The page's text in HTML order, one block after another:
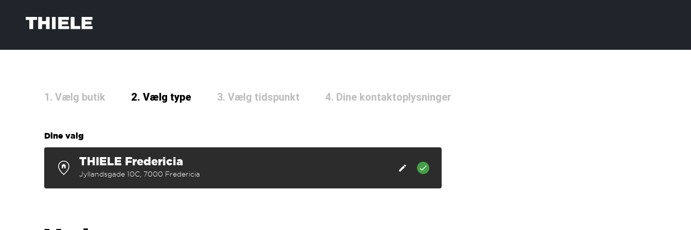
1. Vælg butik 2. Vælg type 3. Vælg tidspunkt 4. Dine kontaktoplysninger
Dine valg
THIELE Fredericia
Jyllandsgade 10C, 7000 Fredericia